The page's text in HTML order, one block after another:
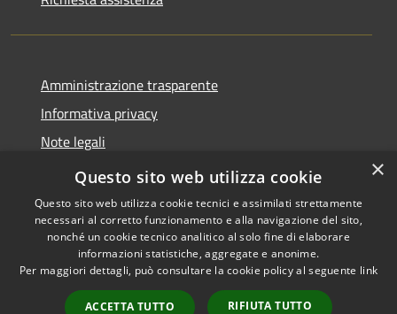
Amministrazione trasparente
Informativa privacy
Note legali
Dichiarazione di accessibilità
Accessibilità
Copyright © 2026 • Comune di
Monticelli Brusati • Powered
byMunicipium
Accesso
×
Questo sito web utilizza cookie
Questo sito web utilizza cookie tecnici e assimilati strettamente
necessari al corretto funzionamento e alla navigazione del sito,
nonché un cookie tecnico analitico al solo fine di elaborare
informazioni statistiche, aggregate e anonime.
Per maggiori dettagli, può consultare la cookie policy al seguente link
ACCETTA TUTTO RIFIUTA TUTTO